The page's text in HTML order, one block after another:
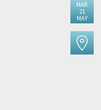
MAR
21
MAY